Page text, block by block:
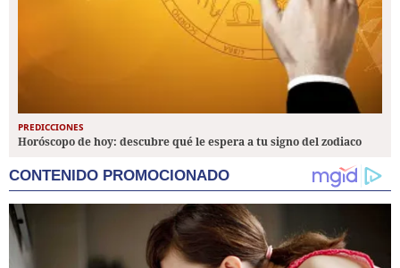
PREDICCIONES
Horóscopo de hoy: descubre qué le espera a tu signo del zodiaco
CONTENIDO PROMOCIONADO